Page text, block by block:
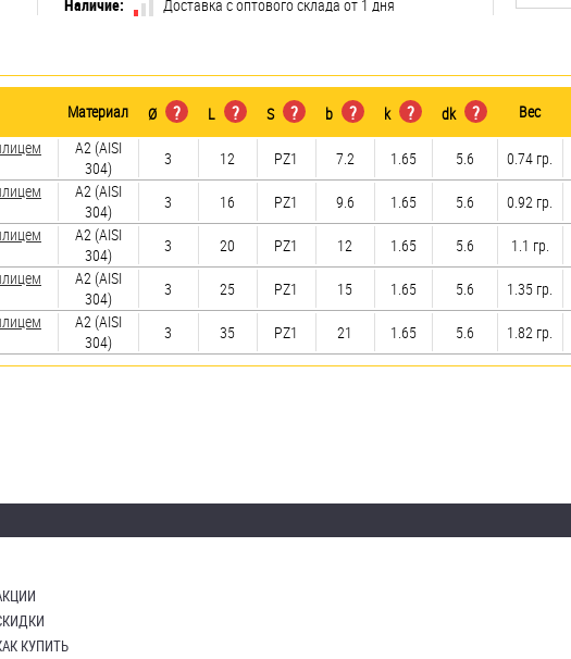
Наличие:
Доставка с оптового склада от 1 дня
Материал Ø ? L ? S ? b ? k ? dk ? Вес
А2 (AISI
304)
3 12 PZ1 7.2 1.65 5.6 0.74 гр.
А2 (AISI
304)
3 16 PZ1 9.6 1.65 5.6 0.92 гр.
А2 (AISI
304)
3 20 PZ1 12 1.65 5.6 1.1 гр.
А2 (AISI
304)
3 25 PZ1 15 1.65 5.6 1.35 гр.
А2 (AISI
304)
3 35 PZ1 21 1.65 5.6 1.82 гр.
КУПИТЬ